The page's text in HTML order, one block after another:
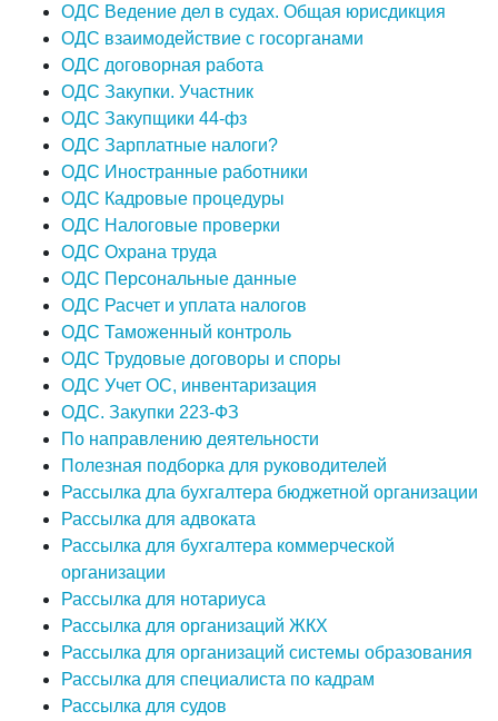
ОДС Ведение дел в судах. Общая юрисдикция
ОДС взаимодействие с госорганами
ОДС договорная работа
ОДС Закупки. Участник
ОДС Закупщики 44-фз
ОДС Зарплатные налоги?
ОДС Иностранные работники
ОДС Кадровые процедуры
ОДС Налоговые проверки
ОДС Охрана труда
ОДС Персональные данные
ОДС Расчет и уплата налогов
ОДС Таможенный контроль
ОДС Трудовые договоры и споры
ОДС Учет ОС, инвентаризация
ОДС. Закупки 223-ФЗ
По направлению деятельности
Полезная подборка для руководителей
Рассылка дла бухгалтера бюджетной организации
Рассылка для адвоката
Рассылка для бухгалтера коммерческой
организации
Рассылка для нотариуса
Рассылка для организаций ЖКХ
Рассылка для организаций системы образования
Рассылка для специалиста по кадрам
Рассылка для судов